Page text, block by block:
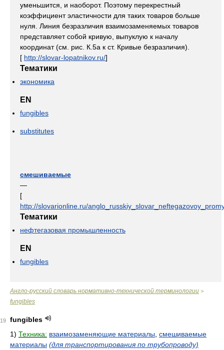
уменьшится, и наоборот. Поэтому перекрестный
коэффициент эластичности для таких товаров больше
нуля. Линия безразличия взаимозаменяемых товаров
представляет собой кривую, выпуклую к началу
координат (см. рис. К.5а к ст. Кривые безразличия).
[ http://slovar-lopatnikov.ru/]
Тематики
экономика
EN
fungibles
substitutes
смешиваемые
—
[
http://slovarionline.ru/
Тематики
нефтегазовая промышленность
EN
fungibles
Англо-русский словарь нормативно-технической терминологии >
fungibles
19
fungibles
1) Техника: взаимозаменяющие материалы смешиваемые
материалы (для транспортирования по трубопроводу)